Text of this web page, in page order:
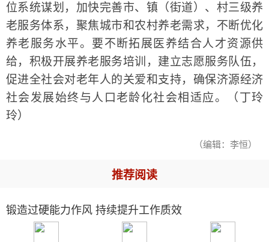
位系统谋划，加快完善市、镇（街道）、村三级养
老服务体系，聚焦城市和农村养老需求，不断优化
养老服务水平。要不断拓展医养结合人才资源供
给，积极开展养老服务培训，建立志愿服务队伍，
促进全社会对老年人的关爱和支持，确保济源经济
社会发展始终与人口老龄化社会相适应。（丁玲
玲）
（编辑：李恒）
推荐阅读
锻造过硬能力作风 持续提升工作质效